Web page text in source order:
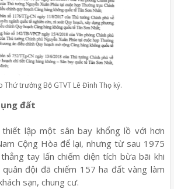
Thứ trưởng Bộ GTVT Lê Đình Thọ ký.
đất
lập một sân bay khổng lồ với hơn
Cộng Hòa để lại, nhưng từ sau 1975
tay lấn chiếm diện tích bừa bãi khi
đội đã chiếm 157 ha đất vàng làm
sạn, chung cư.